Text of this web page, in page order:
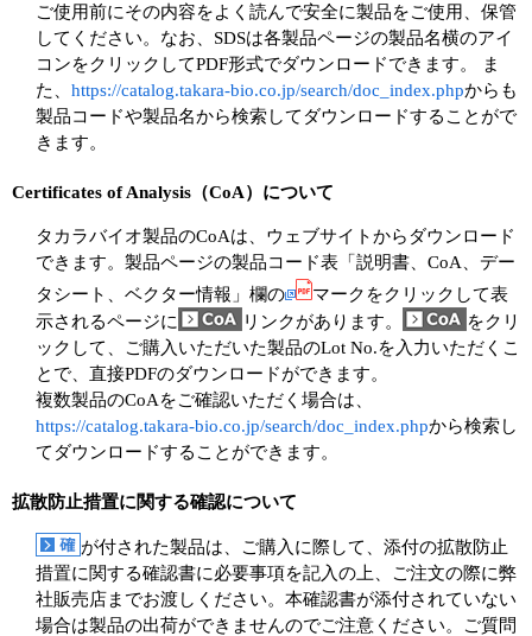
ご使用前にその内容をよく読んで安全に製品をご使用、保管
してください。なお、SDSは各製品ページの製品名横のアイ
コンをクリックしてPDF形式でダウンロードできます。 ま
た、 https://catalog.takara-bio.co.jp/search/doc_index.phpからも
製品コードや製品名から検索してダウンロードすることがで
きます。
Certificates of Analysis（CoA）について
タカラバイオ製品のCoAは、ウェブサイトからダウンロード
できます。製品ページの製品コード表「説明書、CoA、デー
タシート、ベクター情報」欄の
マークをクリックして表
示されるページに
リンクがあります。
をクリ
ックして、ご購入いただいた製品のLot No.を入力いただくこ
とで、直接PDFのダウンロードができます。
複数製品のCoAをご確認いただく場合は、
https://catalog.takara-bio.co.jp/search/doc_index.phpから検索し
てダウンロードすることができます。
拡散防止措置に関する確認について
が付された製品は、ご購入に際して、添付の拡散防止
措置に関する確認書に必要事項を記入の上、ご注文の際に弊
社販売店までお渡しください。本確認書が添付されていない
場合は製品の出荷ができませんのでご注意ください。ご質問